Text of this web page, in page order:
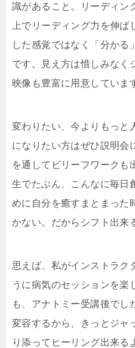
識があること。リーディン
上でリーディング力を伸ば
した感覚ではなく「分かる
です。見え方は惜しみなく
映像も豊富に用意していま
変わりたい、今よりもっと
になりたい方はぜひ説明会
を通してビリーフワークも
生でたぶん、こんなに毎日
めに自分を癒すまとまった
かない。だからシフト出来
思えば、私がインストラク
うに病気のセッションを楽
も、アナトミー受講後でし
変容するから、きっとジャ
り添ってヒーリング出来る